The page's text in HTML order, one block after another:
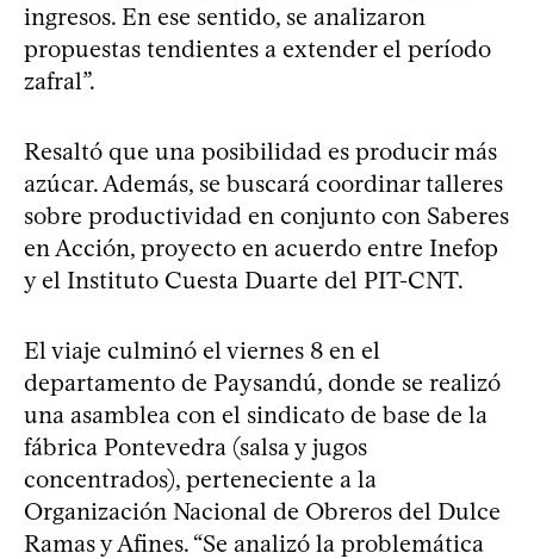
ingresos. En ese sentido, se analizaron
propuestas tendientes a extender el período
zafral”.
Resaltó que una posibilidad es producir más
azúcar. Además, se buscará coordinar talleres
sobre productividad en conjunto con Saberes
en Acción, proyecto en acuerdo entre Inefop
y el Instituto Cuesta Duarte del PIT-CNT.
El viaje culminó el viernes 8 en el
departamento de Paysandú, donde se realizó
una asamblea con el sindicato de base de la
fábrica Pontevedra (salsa y jugos
concentrados), perteneciente a la
Organización Nacional de Obreros del Dulce
Ramas y Afines. “Se analizó la problemática